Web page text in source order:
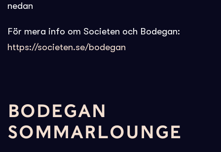
nedan
För mera info om Societen och Bodegan:
https://societen.se/bodegan
BODEGAN
SOMMARLOUNGE